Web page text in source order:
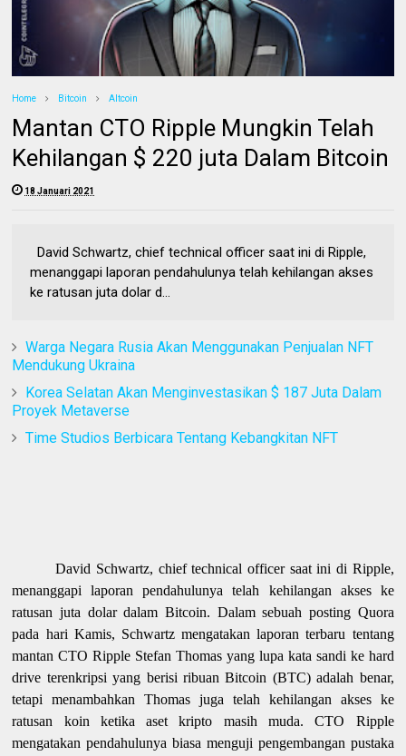
Home Bitcoin Altcoin
Mantan CTO Ripple Mungkin Telah
Kehilangan $ 220 juta Dalam Bitcoin
18 Januari 2021
David Schwartz, chief technical officer saat ini di Ripple,
menanggapi laporan pendahulunya telah kehilangan akses
ke ratusan juta dolar d...
Warga Negara Rusia Akan Menggunakan Penjualan NFT
Mendukung Ukraina
Korea Selatan Akan Menginvestasikan $ 187 Juta Dalam
Proyek Metaverse
Time Studios Berbicara Tentang Kebangkitan NFT
David Schwartz, chief technical officer saat ini di Ripple,
menanggapi laporan pendahulunya telah kehilangan akses ke
ratusan juta dolar dalam Bitcoin. Dalam sebuah posting Quora
pada hari Kamis, Schwartz mengatakan laporan terbaru tentang
mantan CTO Ripple Stefan Thomas yang lupa kata sandi ke hard
drive terenkripsi yang berisi ribuan Bitcoin (BTC) adalah benar,
tetapi menambahkan Thomas juga telah kehilangan akses ke
ratusan koin ketika aset kripto masih muda. CTO Ripple
mengatakan pendahulunya biasa menguji pengembangan pustaka